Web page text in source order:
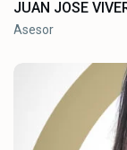
JUAN JOSE
Asesor